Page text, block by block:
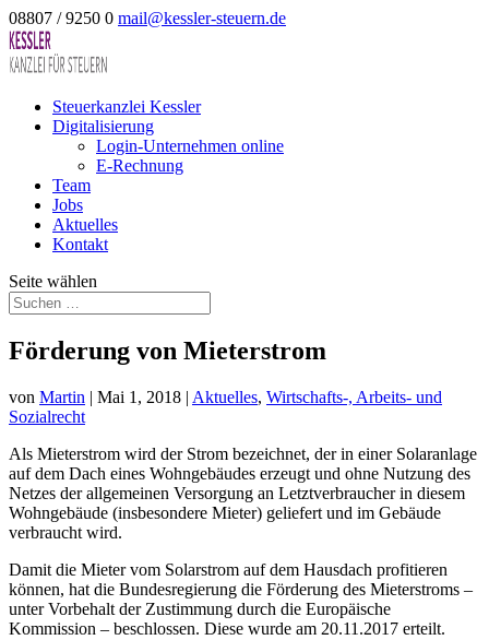
08807 / 9250 0 mail@kessler-steuern.de
Steuerkanzlei Kessler
Digitalisierung
Login-Unternehmen online
E-Rechnung
Team
Jobs
Aktuelles
Kontakt
Seite wählen
Förderung von Mieterstrom
von Martin | Mai 1, 2018 | Aktuelles, Wirtschafts-, Arbeits- und
Sozialrecht
Als Mieterstrom wird der Strom bezeichnet, der in einer Solaranlage
auf dem Dach eines Wohngebäudes erzeugt und ohne Nutzung des
Netzes der allgemeinen Versorgung an Letztverbraucher in diesem
Wohngebäude (insbesondere Mieter) geliefert und im Gebäude
verbraucht wird.
Damit die Mieter vom Solarstrom auf dem Hausdach profitieren
können, hat die Bundesregierung die Förderung des Mieterstroms –
unter Vorbehalt der Zustimmung durch die Europäische
Kommission – beschlossen. Diese wurde am 20.11.2017 erteilt.